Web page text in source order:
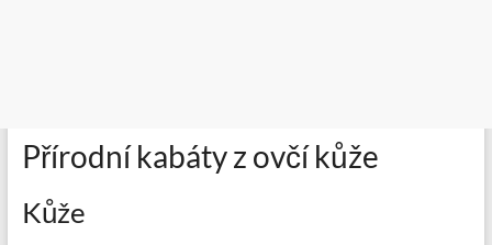
Přírodní kabáty z ovčí kůže
Kůže